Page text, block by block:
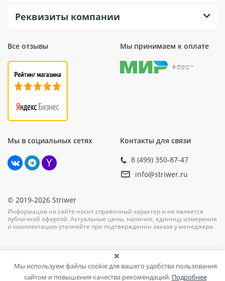
Все отзывы Мы принимаем к оплате
Мы в социальных сетях Контакты для связи
8 (499) 350-87-47
info@striwer.ru
Реквизиты компании
© 2019-2026 Striwer
Информация на сайте носит справочный характер и не является
публичной офертой. Актуальные цены, наличие, единицу измерения
и комплектацию уточняйте при подтверждении заказа у менеджера.
Мы используем файлы cookie для вашего удобства пользования
сайтом и повышения качества рекомендаций. Подробнее